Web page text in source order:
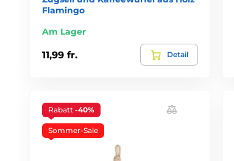
Flamingo
Am Lager
11,99 fr. Detail
Rabatt -40%
Sommer-Sale